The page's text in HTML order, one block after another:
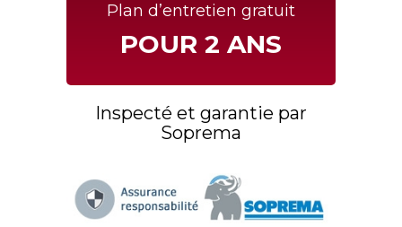
Plan d’entretien gratuit
POUR 2 ANS
Inspecté et garantie par
Soprema